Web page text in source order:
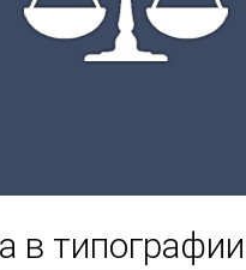
в типографии